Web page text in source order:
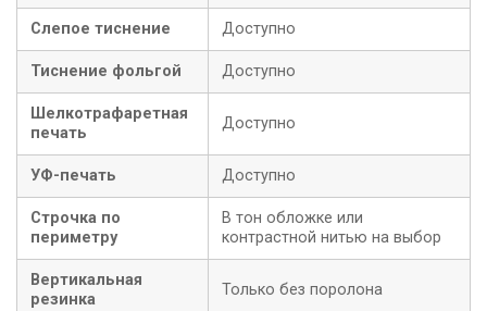
Слепое тиснение Доступно
Тиснение фольгой Доступно
Шелкотрафаретная
печать
Доступно
УФ-печать Доступно
Строчка по
периметру
В тон обложке или
контрастной нитью на выбор
Вертикальная
резинка
Только без поролона